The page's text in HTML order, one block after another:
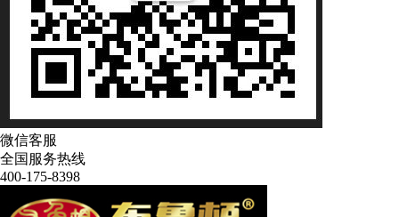
微信客服
全国服务热线
400-175-8398